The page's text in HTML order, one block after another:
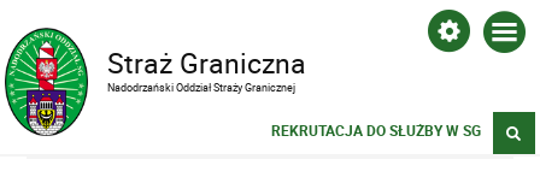
Straż Graniczna
Nadodrzański Oddział Straży Granicznej
REKRUTACJA DO SŁUŻBY W SG